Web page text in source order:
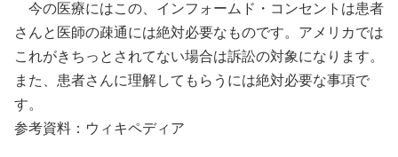
今の医療にはこの、インフォームド・コンセントは患者
さんと医師の疎通には絶対必要なものです。アメリカでは
これがきちっとされてない場合は訴訟の対象になります。
また、患者さんに理解してもらうには絶対必要な事項で
す。
参考資料：ウィキペディア